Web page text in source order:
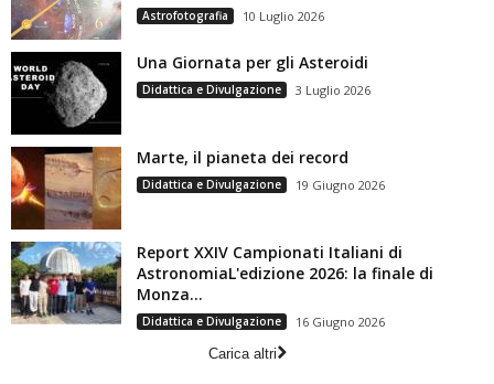
Astrofotografia 10 Luglio 2026
Una Giornata per gli Asteroidi
Didattica e Divulgazione 3 Luglio 2026
Marte, il pianeta dei record
Didattica e Divulgazione 19 Giugno 2026
Report XXIV Campionati Italiani di
AstronomiaL'edizione 2026: la finale di
Monza...
Didattica e Divulgazione
16 Giugno 2026
Carica altri